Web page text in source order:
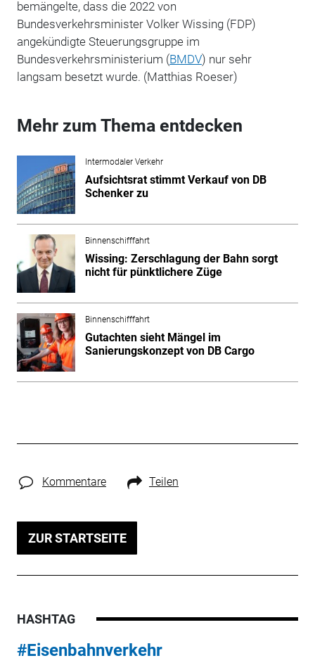
bemängelte, dass die 2022 von
Bundesverkehrsminister Volker Wissing (FDP)
angekündigte Steuerungsgruppe im
Bundesverkehrsministerium (BMDV) nur sehr
langsam besetzt wurde. (Matthias Roeser)
Mehr zum Thema entdecken
Intermodaler Verkehr
Aufsichtsrat stimmt Verkauf von DB
Schenker zu
Binnenschifffahrt
Wissing: Zerschlagung der Bahn sorgt
nicht für pünktlichere Züge
Binnenschifffahrt
Gutachten sieht Mängel im
Sanierungskonzept von DB Cargo
Kommentare Teilen
ZUR STARTSEITE
HASHTAG
#Eisenbahnverkehr